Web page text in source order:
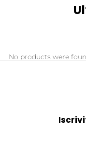
No products were